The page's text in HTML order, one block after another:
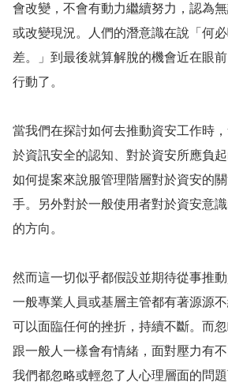
會改變，不會有動力繼續努力，認為
或改變現況。人們的潛意識在說「何
差。」到最後就算解脫的機會近在眼
行動了。
當我們在探討如何去推動資安工作時
於資訊安全的認知、對於資安所應負
如何提案來說服管理階層對於資安的
手。另外對於一般使用者對於資安意
的方向。
然而這一切似乎都假設並期待從事推
一般專業人員或基層主管都有著源源
可以面臨任何的挫折，持續不斷。而
跟一般人一樣會有情緒，面對壓力有
我們都忽略或輕忽了人心理層面的問